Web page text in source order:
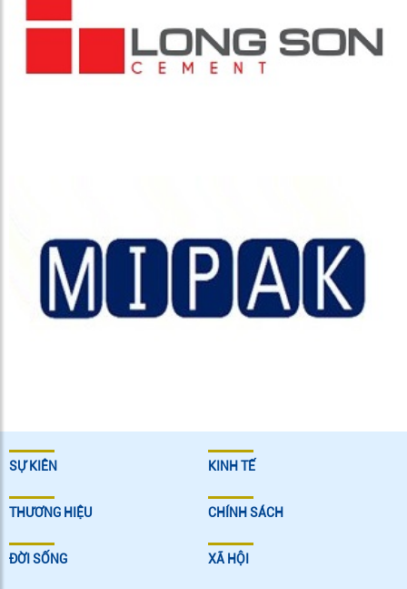
SỰ KIÊN KINH TẾ
THƯƠNG HIỆU CHÍNH SÁCH
ĐỜI SỐNG XÃ HỘI